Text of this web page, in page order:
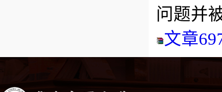
问题并
文章